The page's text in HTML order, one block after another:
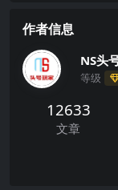
作者信息
NS头
等级
12633
文章